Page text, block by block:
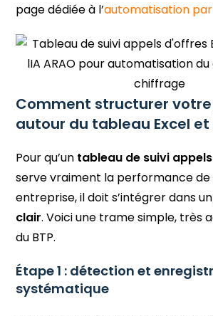
page dédiée à l’automatisation par
Comment structurer
autour du tableau Excel et
Pour qu’un tableau de suivi
serve vraiment la performance
entreprise, il doit s’intégrer dans un
clair. Voici une trame simple, très
du BTP.
Étape 1 : détection et
systématique